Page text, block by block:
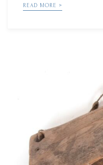
READ MORE >